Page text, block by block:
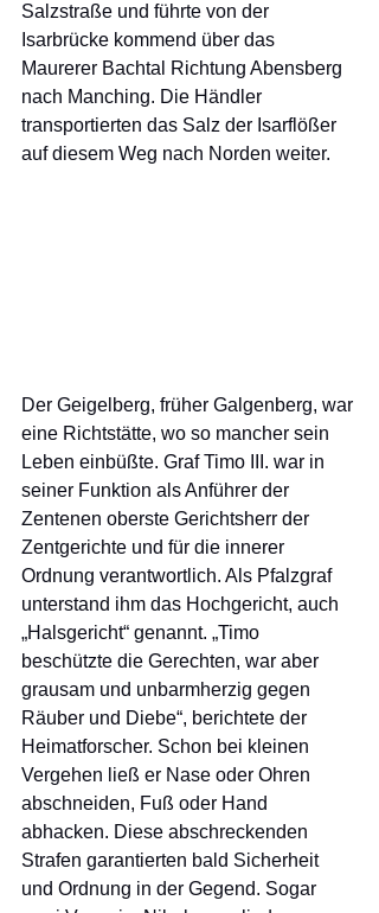
Salzstraße und führte von der
Isarbrücke kommend über das
Maurerer Bachtal Richtung Abensberg
nach Manching. Die Händler
transportierten das Salz der Isarflößer
auf diesem Weg nach Norden weiter.
Der Geigelberg, früher Galgenberg, war
eine Richtstätte, wo so mancher sein
Leben einbüßte. Graf Timo III. war in
seiner Funktion als Anführer der
Zentenen oberste Gerichtsherr der
Zentgerichte und für die innerer
Ordnung verantwortlich. Als Pfalzgraf
unterstand ihm das Hochgericht, auch
„Halsgericht“ genannt. „Timo
beschützte die Gerechten, war aber
grausam und unbarmherzig gegen
Räuber und Diebe“, berichtete der
Heimatforscher. Schon bei kleinen
Vergehen ließ er Nase oder Ohren
abschneiden, Fuß oder Hand
abhacken. Diese abschreckenden
Strafen garantierten bald Sicherheit
und Ordnung in der Gegend. Sogar